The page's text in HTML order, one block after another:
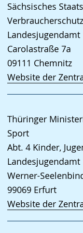
Sächsisches
Verbraucherschutz
Landesjugendamt
Carolastraße 7a
09111 Chemnitz
Website der
Thüringer
Sport
Abt. 4 Kinder,
Landesjugendamt
Werner-
99069 Erfurt
Website der